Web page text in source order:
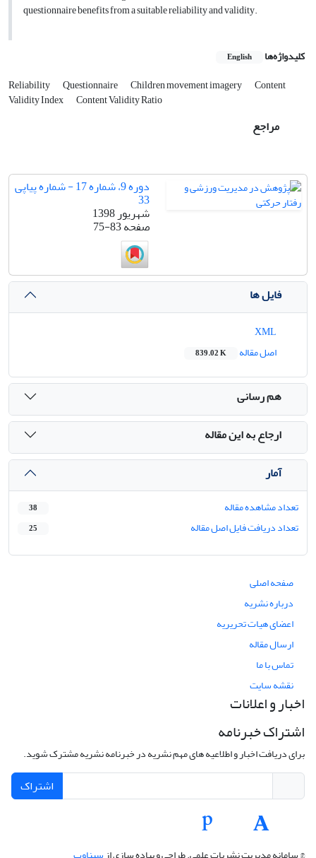
questionnaire benefits from a suitable reliability and validity.
کلیدواژه‌ها English
Reliability Questionnaire Children movement imagery Content
Validity Index Content Validity Ratio
مراجع
دوره 9، شماره 17 - شماره پیاپی
33
شهریور 1398
صفحه75-83
فایل ها
اصل مقاله
839.02 K
هم رسانی
ارجاع به این مقاله
آمار
تعداد مشاهده مقاله 38
تعداد دریافت فایل اصل مقاله 25
صفحه اصلی
درباره نشریه
اعضای هیات تحریریه
ارسال مقاله
تماس با ما
نقشه سایت
اخبار و اعلانات
اشتراک خبرنامه
برای دریافت اخبار و اطلاعیه های مهم نشریه در خبرنامه نشریه مشترک شوید.
اشتراک